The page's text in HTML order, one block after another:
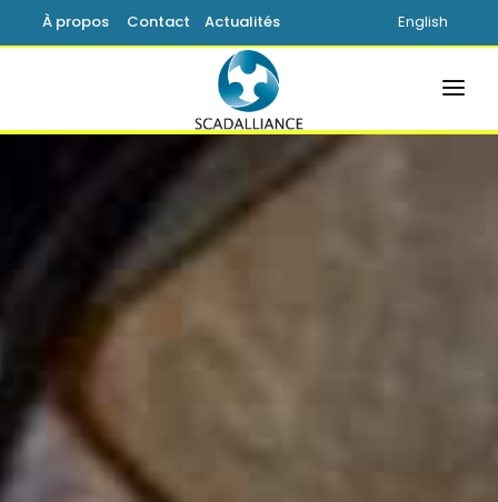
À propos Contact Actualités English
ACCUEIL
SUPPORT
SAVOIR